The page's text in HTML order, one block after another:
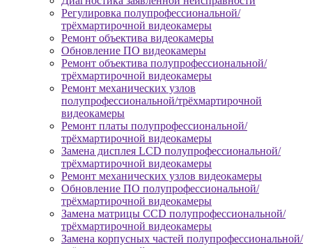
Регулировка полупрофессиональной/
трёхмартирочной видеокамеры
Ремонт объектива видеокамеры
Обновление ПО видеокамеры
Ремонт объектива полупрофессиональной/
трёхмартирочной видеокамеры
Ремонт механических узлов
полупрофессиональной/трёхмартирочной
видеокамеры
Ремонт платы полупрофессиональной/
трёхмартирочной видеокамеры
Замена дисплея LCD полупрофессиональной/
трёхмартирочной видеокамеры
Ремонт механических узлов видеокамеры
Обновление ПО полупрофессиональной/
трёхмартирочной видеокамеры
Замена матрицы CCD полупрофессиональной/
трёхмартирочной видеокамеры
Замена корпусных частей полупрофессиональной/